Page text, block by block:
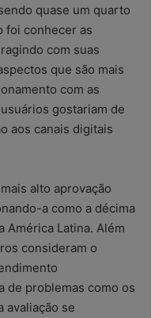
quase um quarto
foi conhecer as
com suas
que são mais
com as
gostariam de
aos canais digitais
alto aprovação
a como a décima
América Latina. Além
consideram o
de problemas como os
avaliação se